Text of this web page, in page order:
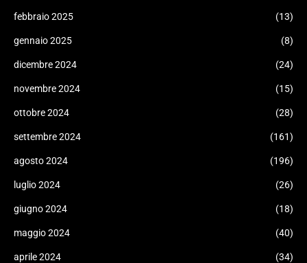
febbraio 2025 (13)
gennaio 2025 (8)
dicembre 2024 (24)
novembre 2024 (15)
ottobre 2024 (28)
settembre 2024 (161)
agosto 2024 (196)
luglio 2024 (26)
giugno 2024 (18)
maggio 2024 (40)
aprile 2024 (34)